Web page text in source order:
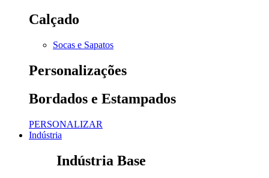
Calçado
Socas e Sapatos
Personalizações
Bordados e Estampados
PERSONALIZAR
Indústria
Indústria Base